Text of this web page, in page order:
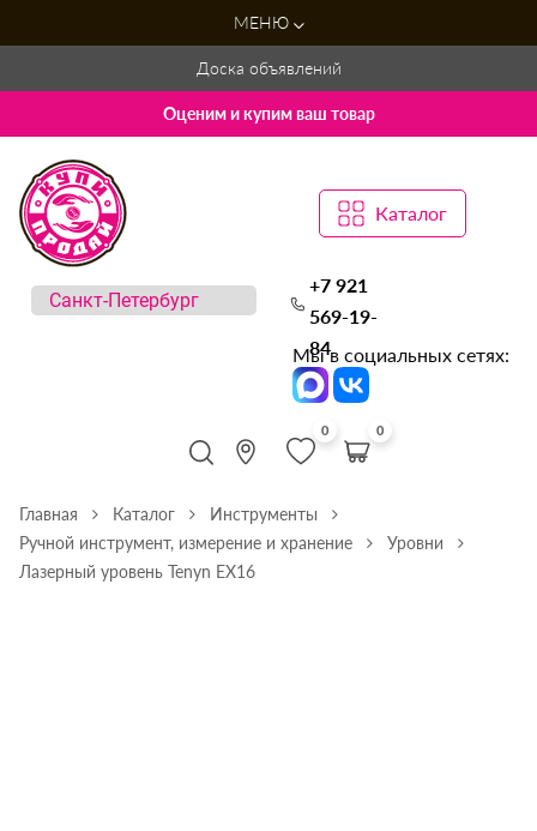
МЕНЮ
Доска объявлений
Оценим и купим ваш товар
Каталог
+7 921
569-19-
84
Мы в социальных сетях:
0 0
Главная Каталог
Инструменты
Ручной инструмент, измерение и хранение
Уровни
Лазерный уровень Tenyn EX16